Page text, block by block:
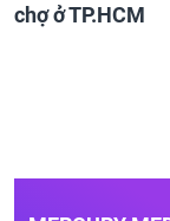
chợ ở TP.HCM